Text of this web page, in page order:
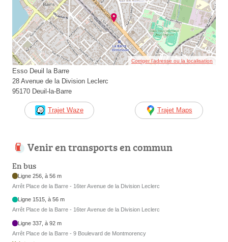
Corriger l’adresse ou la localisation
Esso Deuil la Barre
28 Avenue de la Division Leclerc
95170 Deuil-la-Barre
Trajet Waze Trajet Maps
Venir en transports en commun
En bus
Ligne 256, à 56 m
Arrêt Place de la Barre - 16ter Avenue de la Division Leclerc
Ligne 1515, à 56 m
Arrêt Place de la Barre - 16ter Avenue de la Division Leclerc
Ligne 337, à 92 m
Arrêt Place de la Barre - 9 Boulevard de Montmorency